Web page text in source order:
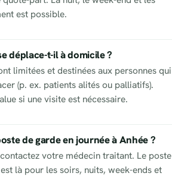
est possible.
déplace-t-il à domicile ?
limitées et destinées aux personnes qui
(p. ex. patients alités ou palliatifs).
si une visite est nécessaire.
de garde en journée à Anhée ?
votre médecin traitant. Le poste
là pour les soirs, nuits, week-ends et